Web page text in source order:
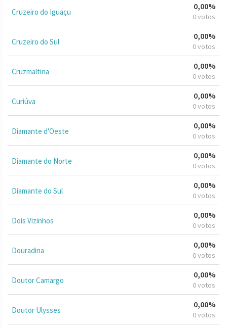
Cruzeiro do Iguaçu
0,00%
0 votos
Cruzeiro do Sul
0,00%
0 votos
Cruzmaltina
0,00%
0 votos
Curiúva
0,00%
0 votos
Diamante d'Oeste
0,00%
0 votos
Diamante do Norte
0,00%
0 votos
Diamante do Sul
0,00%
0 votos
Dois Vizinhos
0,00%
0 votos
Douradina
0,00%
0 votos
Doutor Camargo
0,00%
0 votos
Doutor Ulysses
0,00%
0 votos